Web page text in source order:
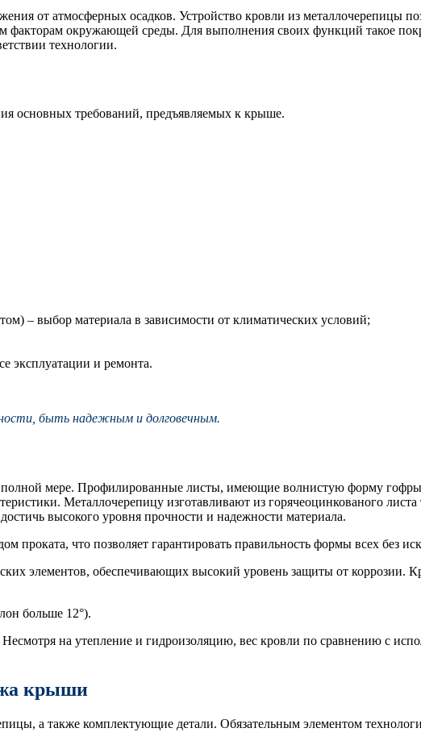
от атмосферных осадков. Устройство кровли из металлочерепицы
факторам окружающей среды. Для выполнения своих функций такое
технологии.
основных требований, предъявляемых к крыше.
– выбор материала в зависимости от климатических условий;
эксплуатации и ремонта.
быть надежным и долговечным.
мере. Профилированные листы, имеющие волнистую форму
Металлочерепицу изготавливают из горячеоцинкованого
высокого уровня прочности и надежности материала.
проката, что позволяет гарантировать правильность формы всех без
элементов, обеспечивающих высокий уровень защиты от коррозии.
больше 12°).
на утепление и гидроизоляцию, вес кровли по сравнению с
крыши
а также комплектующие детали. Обязательным элементом